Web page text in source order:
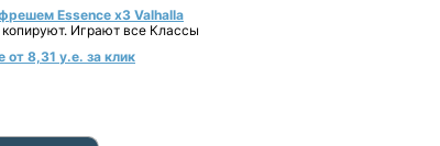
Essence x3 Valhalla
Играют все Классы
от 8,31 у.е. за клик